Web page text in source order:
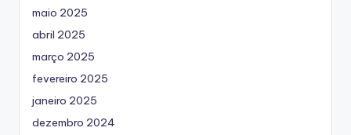
maio 2025
abril 2025
março 2025
fevereiro 2025
janeiro 2025
dezembro 2024